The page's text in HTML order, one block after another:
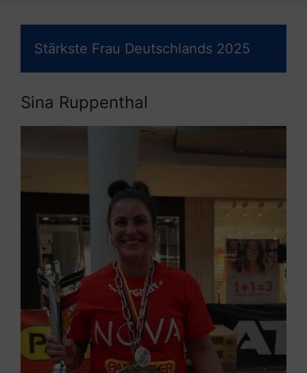
Stärkste Frau Deutschlands 2025
Sina Ruppenthal